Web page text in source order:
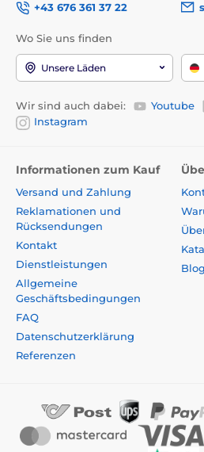
+43 676 361 37 22
Wo Sie uns finden
Unsere Läden
Wir sind auch dabei: Youtube
Instagram
Informationen zum Kauf
Versand und Zahlung
Reklamationen und
Rücksendungen
Kontakt
Dienstleistungen
Allgemeine
Geschäftsbedingungen
FAQ
Datenschutzerklärung
Referenzen
Blog